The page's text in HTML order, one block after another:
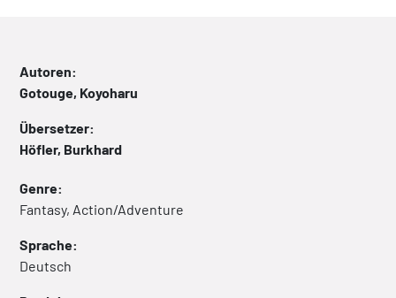
Autoren:
Gotouge, Koyoharu
Übersetzer:
Höfler, Burkhard
Genre:
Fantasy, Action/Adventure
Sprache:
Deutsch